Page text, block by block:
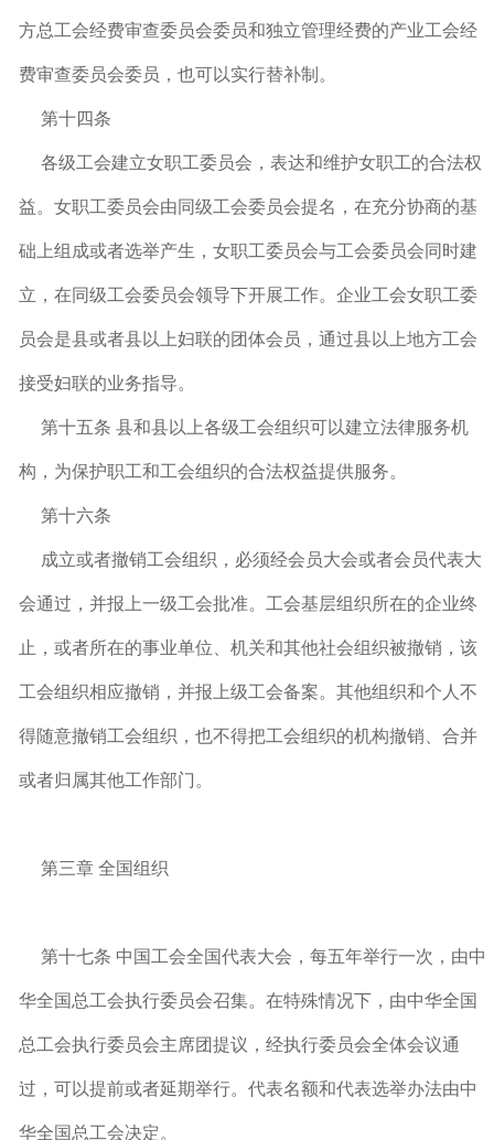
方总工会经费审查委员会委员和独立管理经费的产业工会经
费审查委员会委员，也可以实行替补制。
第十四条
各级工会建立女职工委员会，表达和维护女职工的合法权
益。女职工委员会由同级工会委员会提名，在充分协商的基
础上组成或者选举产生，女职工委员会与工会委员会同时建
立，在同级工会委员会领导下开展工作。企业工会女职工委
员会是县或者县以上妇联的团体会员，通过县以上地方工会
接受妇联的业务指导。
第十五条 县和县以上各级工会组织可以建立法律服务机
构，为保护职工和工会组织的合法权益提供服务。
第十六条
成立或者撤销工会组织，必须经会员大会或者会员代表大
会通过，并报上一级工会批准。工会基层组织所在的企业终
止，或者所在的事业单位、机关和其他社会组织被撤销，该
工会组织相应撤销，并报上级工会备案。其他组织和个人不
得随意撤销工会组织，也不得把工会组织的机构撤销、合并
或者归属其他工作部门。
第三章 全国组织
第十七条 中国工会全国代表大会，每五年举行一次，由中
华全国总工会执行委员会召集。在特殊情况下，由中华全国
总工会执行委员会主席团提议，经执行委员会全体会议通
过，可以提前或者延期举行。代表名额和代表选举办法由中
华全国总工会决定。